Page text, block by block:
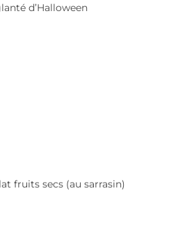
d’Halloween
fruits secs (au sarrasin)